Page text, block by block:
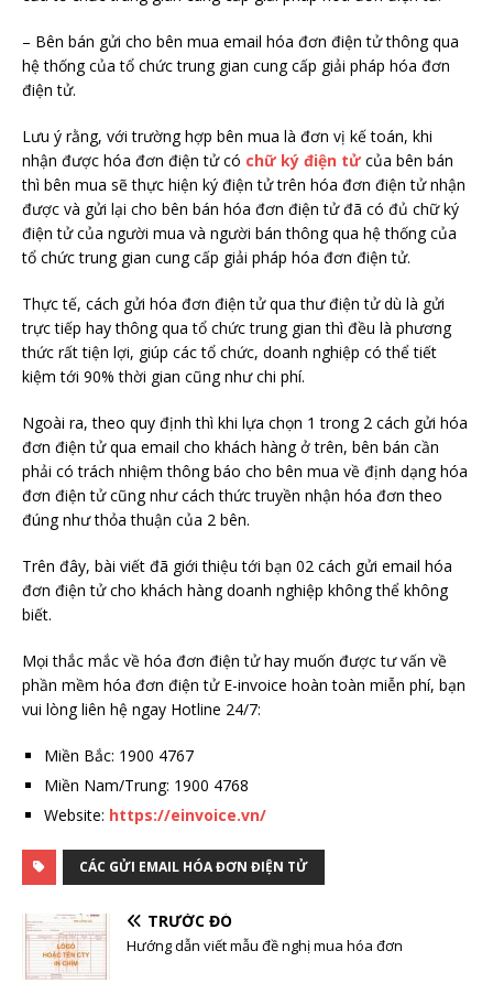
– Bên bán gửi cho bên mua email hóa đơn điện tử thông qua
hệ thống của tổ chức trung gian cung cấp giải pháp hóa đơn
điện tử.
Lưu ý rằng, với trường hợp bên mua là đơn vị kế toán, khi
nhận được hóa đơn điện tử có chữ ký điện tửcủa bên bán
thì bên mua sẽ thực hiện ký điện tử trên hóa đơn điện tử nhận
được và gửi lại cho bên bán hóa đơn điện tử đã có đủ chữ ký
điện tử của người mua và người bán thông qua hệ thống của
tổ chức trung gian cung cấp giải pháp hóa đơn điện tử.
Thực tế, cách gửi hóa đơn điện tử qua thư điện tử dù là gửi
trực tiếp hay thông qua tổ chức trung gian thì đều là phương
thức rất tiện lợi, giúp các tổ chức, doanh nghiệp có thể tiết
kiệm tới 90% thời gian cũng như chi phí.
Ngoài ra, theo quy định thì khi lựa chọn 1 trong 2 cách gửi hóa
đơn điện tử qua email cho khách hàng ở trên, bên bán cần
phải có trách nhiệm thông báo cho bên mua về định dạng hóa
đơn điện tử cũng như cách thức truyền nhận hóa đơn theo
đúng như thỏa thuận của 2 bên.
Trên đây, bài viết đã giới thiệu tới bạn 02 cách gửi email hóa
đơn điện tử cho khách hàng doanh nghiệp không thể không
biết.
Mọi thắc mắc về hóa đơn điện tử hay muốn được tư vấn về
phần mềm hóa đơn điện tử E-invoice hoàn toàn miễn phí, bạn
vui lòng liên hệ ngay Hotline 24/7:
Miền Bắc: 1900 4767
Miền Nam/Trung: 1900 4768
Website: https://einvoice.vn/
CÁC GỬI EMAIL HÓA ĐƠN ĐIỆN TỬ
TRƯỚC ĐÓ
Hướng dẫn viết mẫu đề nghị mua hóa đơn